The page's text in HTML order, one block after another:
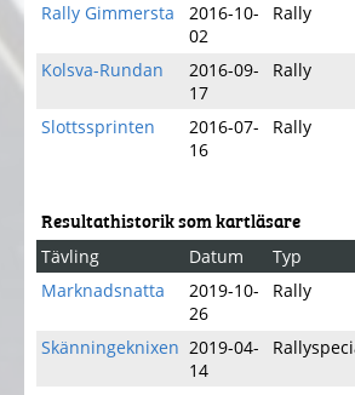
Rally Gimmersta
2016-10-
02
Rally
Kolsva-Rundan
2016-09-
17
Rally
Slottssprinten
2016-07-
16
Rally
Resultathistorik som kartläsare
Tävling Datum Typ
Marknadsnatta
2019-10-
26
Rally
Skänningeknixen 2019-04-
14